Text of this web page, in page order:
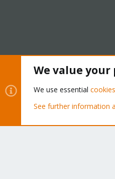
Community platform by
We value your
We use essential cookies
See further information